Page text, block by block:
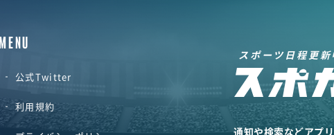
MENU
公式Twitter
利用規約
スポーツ日程更新
通知や検索などアプ